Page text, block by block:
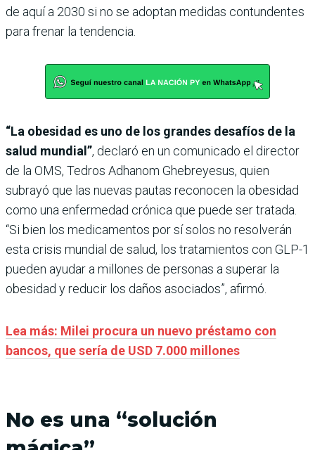
de aquí a 2030 si no se adoptan medidas contundentes
para frenar la tendencia.
“La obesidad es uno de los grandes desafíos de la
salud mundial”, declaró en un comunicado el director
de la OMS, Tedros Adhanom Ghebreyesus, quien
subrayó que las nuevas pautas reconocen la obesidad
como una enfermedad crónica que puede ser tratada.
“Si bien los medicamentos por sí solos no resolverán
esta crisis mundial de salud, los tratamientos con GLP-1
pueden ayudar a millones de personas a superar la
obesidad y reducir los daños asociados”, afirmó.
Lea más: Milei procura un nuevo préstamo con
bancos, que sería de USD 7.000 millones
No es una “solución